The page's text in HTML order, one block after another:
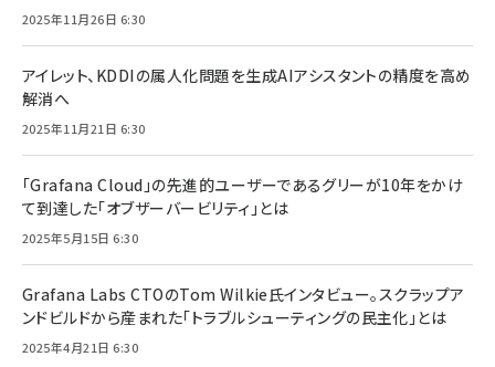
2025年11月26日 6:30
アイレット、KDDIの属人化問題を生成AIアシスタントの精度を高め
解消へ
2025年11月21日 6:30
「Grafana Cloud」の先進的ユーザーであるグリーが10年をかけ
て到達した「オブザーバービリティ」とは
2025年5月15日 6:30
Grafana Labs CTOのTom Wilkie氏インタビュー。スクラップア
ンドビルドから産まれた「トラブルシューティングの民主化」とは
2025年4月21日 6:30